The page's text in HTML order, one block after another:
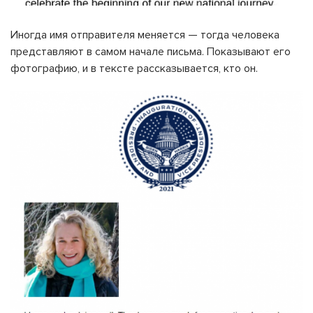
Иногда имя отправителя меняется — тогда человека
представляют в самом начале письма. Показывают его
фотографию, и в тексте рассказывается, кто он.